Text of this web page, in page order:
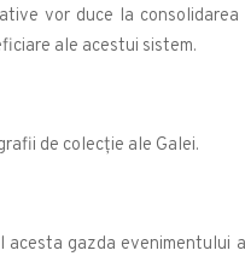
vor duce la
ale acestui sistem.
de colecție ale Galei.
gazda